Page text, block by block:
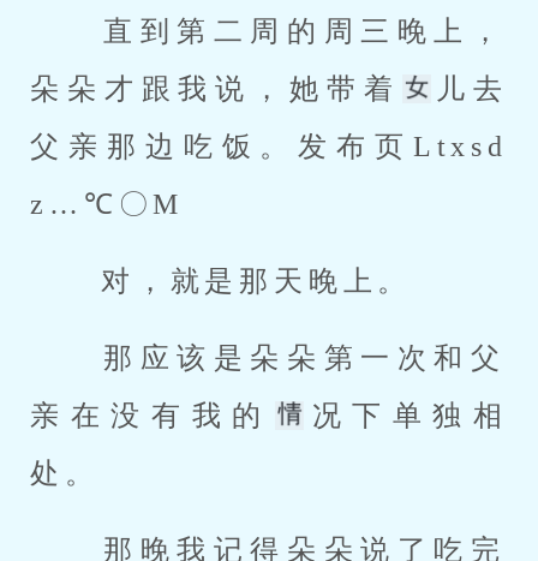
朵朵才跟我说，她带着
儿去
父亲那边吃饭。发布页Ltxsd
z…℃〇M
对，就是那天晚上。
亲在没有我的
况下单独相
处。